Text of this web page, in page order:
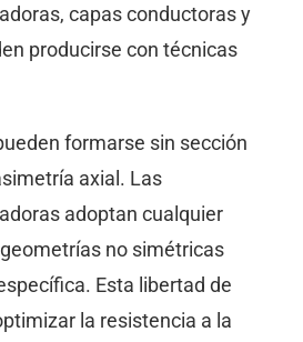
capas conductoras y
producirse con técnicas
formarse sin sección
axial. Las
adoptan cualquier
no simétricas
Esta libertad de
la resistencia a la